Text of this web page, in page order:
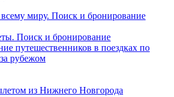
миру. Поиск и бронирование
Поиск и бронирование
путешественников в поездках по
рубежом
из Нижнего Новгорода